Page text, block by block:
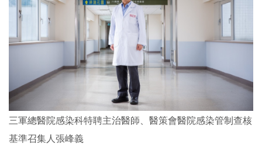
三軍總醫院感染科特聘主治醫師、醫策會醫院感染管制查核
基準召集人張峰義